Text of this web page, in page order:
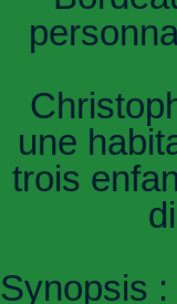
une
trois
Synopsis